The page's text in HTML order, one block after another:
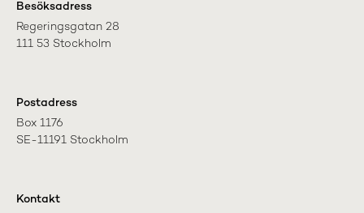
Besöksadress
Regeringsgatan 28
111 53 Stockholm
Postadress
Box 1176
SE-11191 Stockholm
Kontakt